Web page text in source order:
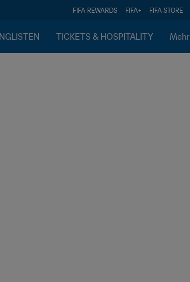
FIFA REWARDS FIFA+ FIFA STORE
TICKETS & HOSPITALITY Mehr